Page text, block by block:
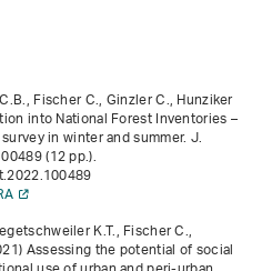
Fischer C., Ginzler C., Hunziker
into National Forest Inventories –
in winter and summer. J.
(12 pp.).
K.T., Fischer C.,
Assessing the potential of social